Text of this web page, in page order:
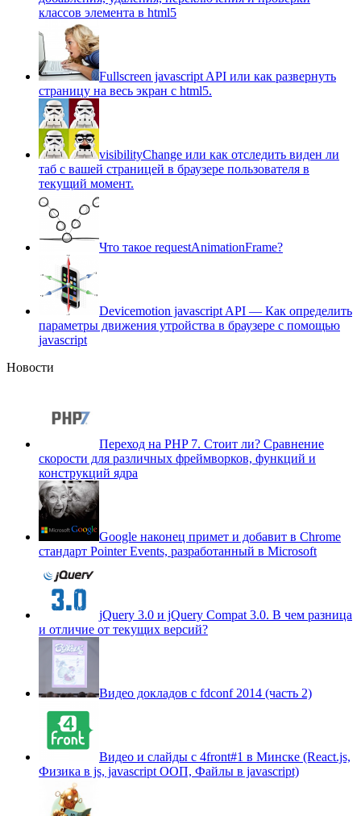
классов элемента в html5
Fullscreen javascript API или как развернуть
страницу на весь экран c html5.
visibilityChange или как отследить виден ли
таб с вашей страницей в браузере пользователя в
текущий момент.
Что такое requestAnimationFrame?
Devicemotion javascript API — Как определить
параметры движения утройства в браузере с помощью
javascript
Новости
Переход на PHP 7. Cтоит ли? Сравнение
скорости для различных фреймворков, функций и
конструкций ядра
Google наконец примет и добавит в Chrome
стандарт Pointer Events, разработанный в Microsoft
jQuery 3.0 и jQuery Compat 3.0. В чем разница
и отличие от текущих версий?
Видео докладов с fdconf 2014 (часть 2)
Видео и слайды с 4front#1 в Минске (React.js,
Физика в js, javascript ООП, Файлы в javascript)